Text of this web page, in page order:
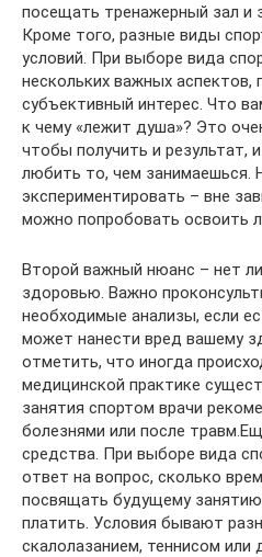
посещать тренажерный зал и
Кроме того, разные виды
условий. При выборе вида
нескольких важных аспектов,
субъективный интерес. Что
к чему «лежит душа»? Это
чтобы получить и результат,
любить то, чем занимаешься.
экспериментировать – вне
можно попробовать освоить
Второй важный нюанс – нет
здоровью. Важно
необходимые анализы, если
может нанести вред вашему
отметить, что иногда
медицинской практике
занятия спортом врачи
болезнями или после
средства. При выборе вида
ответ на вопрос, сколько
посвящать будущему
платить. Условия бывают
скалолазанием, теннисом или